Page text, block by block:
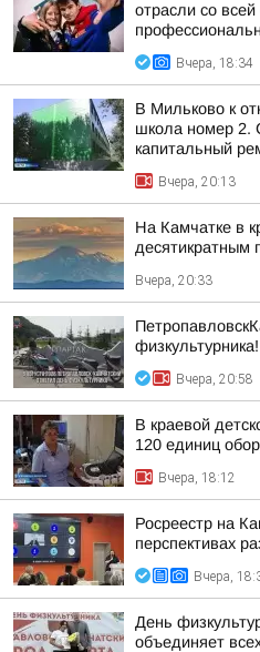
отрасли со
Вчера, 18:34
В Мильково к
школа номер 2.
капитальный
Вчера, 20:13
На Камчатке в
десятикратным
Вчера, 20:33
физкультурника!
Вчера, 20:58
В краевой
120 единиц
Вчера, 18:12
Росреестр на
перспективах
Вчера,
День
объединяет